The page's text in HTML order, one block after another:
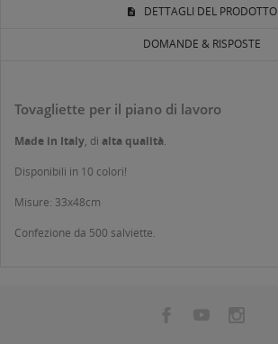
DETTAGLI DEL PRODOTTO
DOMANDE & RISPOSTE
Tovagliette per il piano di lavoro
Made in Italy, di alta qualità.
Disponibili in 10 colori!
Misure: 33x48cm
Confezione da 500 salviette.